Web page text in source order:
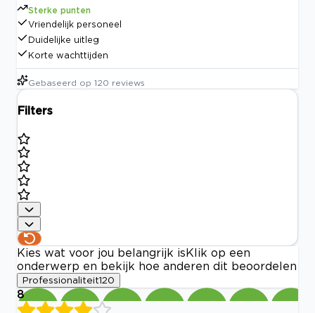
Sterke punten
Vriendelijk personeel
Duidelijke uitleg
Korte wachttijden
Gebaseerd op 120 reviews
Filters
Kies wat voor jou belangrijk is Klik op een
onderwerp en bekijk hoe anderen dit beoordelen
Professionaliteit120
8